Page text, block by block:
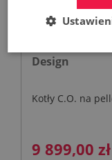
Design
Kotły C.O. na
9 899,00 zł